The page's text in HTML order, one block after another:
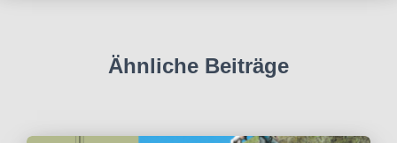
Ähnliche Beiträge